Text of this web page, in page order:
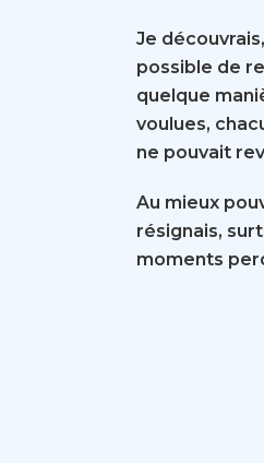
Je
possible de
quelque
voulues,
ne pouvait
Au mieux
résignais,
moments